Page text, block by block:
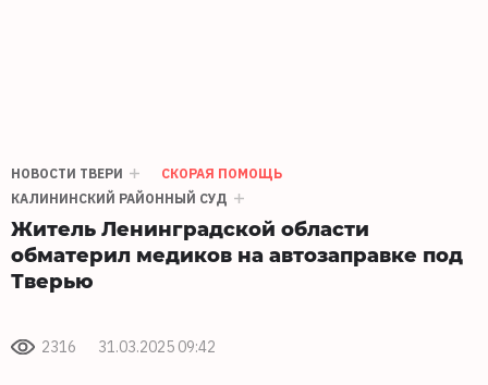
НОВОСТИ ТВЕРИ
СКОРАЯ ПОМОЩЬ
КАЛИНИНСКИЙ РАЙОННЫЙ СУД
Житель Ленинградской области
обматерил медиков на автозаправке под
Тверью
2316 31.03.2025 09:42